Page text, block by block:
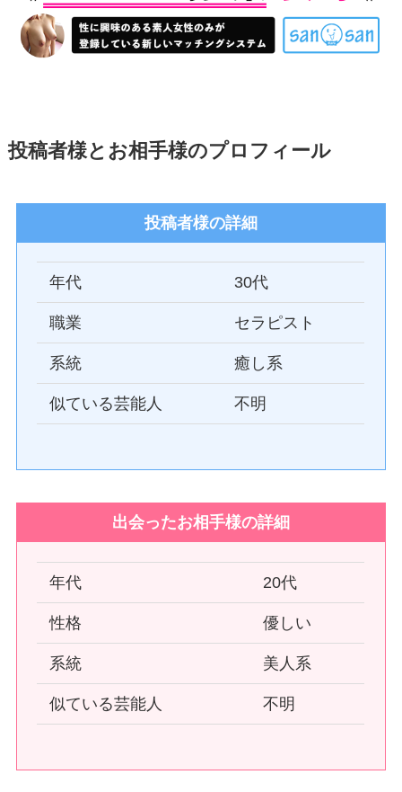
投稿者様とお相手様のプロフィール
投稿者様の詳細
年代 30代
職業 セラピスト
系統 癒し系
似ている芸能人 不明
出会ったお相手様の詳細
年代 20代
性格 優しい
系統 美人系
似ている芸能人 不明